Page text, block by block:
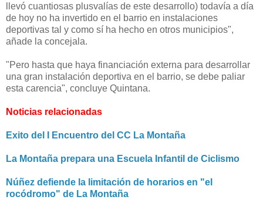
llevó cuantiosas plusvalías de este desarrollo) todavía a día
de hoy no ha invertido en el barrio en instalaciones
deportivas tal y como sí ha hecho en otros municipios",
añade la concejala.
"Pero hasta que haya financiación externa para desarrollar
una gran instalación deportiva en el barrio, se debe paliar
esta carencia", concluye Quintana.
Noticias relacionadas
Exito del I Encuentro del CC La Montaña
La Montaña prepara una Escuela Infantil de Ciclismo
Núñez defiende la limitación de horarios en "el
rocódromo" de La Montaña